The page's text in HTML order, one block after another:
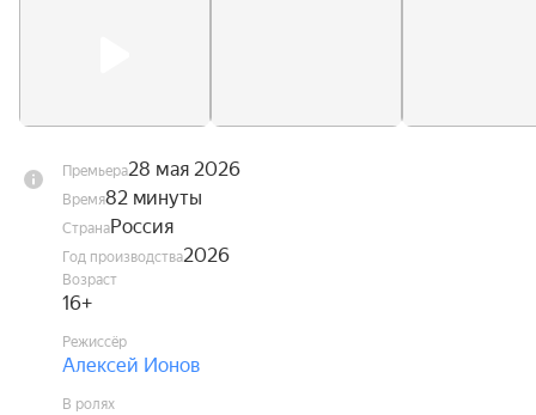
Премьера28 мая 2026
Время82 минуты
СтранаРоссия
Год производства2026
Возраст
16+
Режиссёр
Алексей Ионов
В ролях